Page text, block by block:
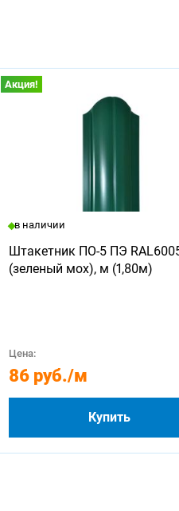
Акция!
в наличии
Штакетник ПО-5 ПЭ
(зеленый мох), м (1,80м)
Цена:
86 руб./м
Купить